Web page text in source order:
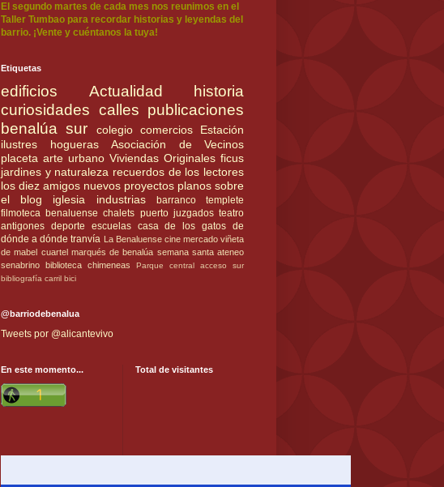
El segundo martes de cada mes nos reunimos en el
Taller Tumbao para recordar historias y leyendas del
barrio. ¡Vente y cuéntanos la tuya!
Etiquetas
edificios Actualidad
historia
curiosidades calles publicaciones
benalúa sur
colegio comercios
Estación
ilustres
hogueras
Asociación de Vecinos
placeta arte urbano Viviendas Originales ficus
jardines y naturaleza recuerdos de los lectores
los diez amigos nuevos proyectos planos sobre
el blog
iglesia industrias barranco
templete
filmoteca benaluense chalets puerto juzgados teatro
antigones deporte escuelas casa de los gatos de
dónde a dónde tranvía La Benaluense cine mercado viñeta
de mabel cuartel marqués de benalúa semana santa ateneo
senabrino
biblioteca chimeneas Parque central
acceso sur
bibliografía carril bici
@barriodebenalua
Tweets por @alicantevivo
En este momento... Total de visitantes